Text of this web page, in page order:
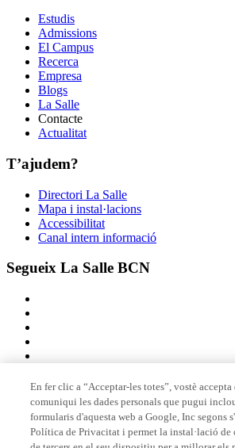
Estudis
Admissions
El Campus
Recerca
Empresa
Blogs
La Salle
Contacte
Actualitat
T’ajudem?
Directori La Salle
Mapa i instal·lacions
Accessibilitat
Canal intern informació
Segueix La Salle BCN
Membre de
En fer clic a “Acceptar-les totes”, vostè
comuniqui les dades personals que pugui
formularis d'aquesta web a Google, Inc segons
Política de Privacitat i permet la instal·lació de